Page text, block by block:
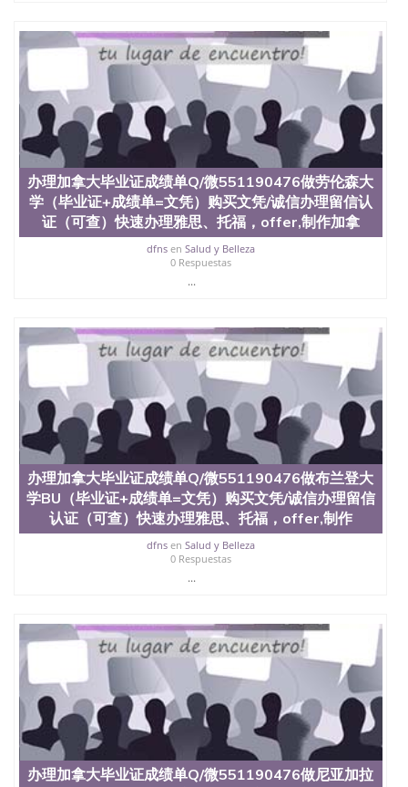
教育质量，被《福克斯》杂志评选为全美50强公立综
合性大学，每年有来自世界各地的成百上千的海外学
生前往求学。 至今，这是一所在世界上享有学术地
位、声誉、实习机会和影响力的高等教育机构，并获
誉为美国本科教育质量的核心代表。其计算机系与会
计系更是在当今美国大学教学排名中表现优异。其毕
业生大多可以在其所处地域的世界硅谷中心得到工作
机会。许多硅谷公司甚至在学生大三和大四的学期提
供许多相应科系的实习机会。无论是加州大学系统
(UC)，还是加州州立大学系统(CSU), 圣何塞州立大学
都占据着加州所有大学中的地理位置。 圣何塞州立大
学座落于硅谷(Silicon Valley), 于附近的旧金山-圣何塞
地区为全美的重要科技中心。约有学生三万人，超过
134种学士学科和65个硕士学科，并有来自世界60余
国的学生来此就读。其有名的科系如计算机科学，电
也吸引了众多不同国家的专业人士前来研究与学习。
二、办理流程： 1、收集客户办理信息； 2、客户付
定金下单； 3、公司确认到账转制作点做电子图；
4、电子图做好发给客户确认； 5、电子图确认好转成
品部做成品； 6、成品做好拍照或者视频确认再付余
款； 7、快递给客户（国内顺丰，国外DHL）。 三、
真实网上可查的证明材料 1、教育部学历学位认证，
留服真实存档可查，存档。 2、留学回国人员证明
（使馆认证），使馆网站真实存档可查。 3、留信网
真实可查认证办理，存档可查，终身受用。 四、办理
流程农业科学院、艺术与建筑学院、商学院、交流学
院、地球及物质科学院、教育学院、工程学院、健康
与人类发展学院、信息工程与科学学院、人文学院、
护理学院、科学学院等。学校的教育学院排名在全美
前十名，工学院排名在前十五名，且继续攀升中。纽
程、经济、医学、护理、文学、音乐、生物学、统计
学、美术、电子工程、天文学、农业、环境污染控
制、历史、电气工程、生物工程、建筑设计、工商管
理、材料科学、机械工程、航天工程、土木工程、数
学、化学、英语、社会科学、心理学、戏剧、市场营
销、机械工程、计算机科学、物理学、人工智能、商
科、金融专业 1、客户提供相关材料，确定客户办理
信息，给出操作方案； 2、补充毕业证成绩单等相关
材料； 3、留服注册申请账号，付定金； 4、预约递
办理加拿大毕业证成绩单Q/微551190476做劳伦森大
学（毕业证+成绩单=文凭）购买文凭/诚信办理留信认
证（可查）快速办理雅思、托福，offer,制作加拿
dfnsen Salud y Belleza
0 Respuestas
...
办理加拿大毕业证成绩单Q/微551190476做布兰登大
学BU（毕业证+成绩单=文凭）购买文凭/诚信办理留信
认证（可查）快速办理雅思、托福，offer,制作
dfnsen Salud y Belleza
0 Respuestas
...
办理加拿大毕业证成绩单Q/微551190476做尼亚加拉